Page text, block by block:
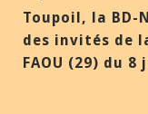
Toupoil, la BD-
des invités de la
FAOU (29) du